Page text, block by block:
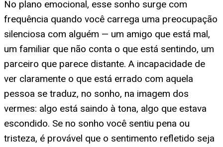
No plano emocional, esse sonho surge com
frequência quando você carrega uma preocupação
silenciosa com alguém — um amigo que está mal,
um familiar que não conta o que está sentindo, um
parceiro que parece distante. A incapacidade de
ver claramente o que está errado com aquela
pessoa se traduz, no sonho, na imagem dos
vermes: algo está saindo à tona, algo que estava
escondido. Se no sonho você sentiu pena ou
tristeza, é provável que o sentimento refletido seja